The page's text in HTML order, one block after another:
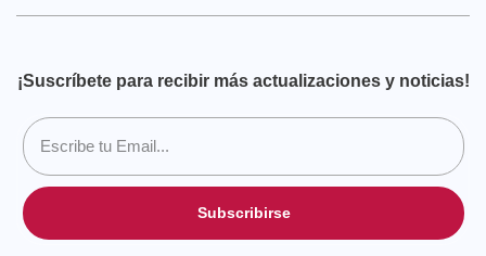
¡Suscríbete para recibir más actualizaciones y noticias!
Subscribirse